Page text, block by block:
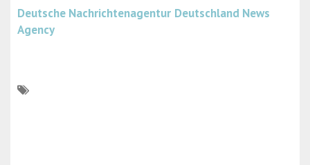
Deutsche Nachrichtenagentur Deutschland News
Agency